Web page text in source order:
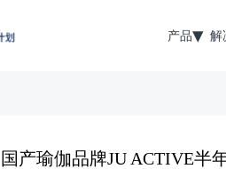
产品 解
国产瑜伽品牌JU ACTIVE半